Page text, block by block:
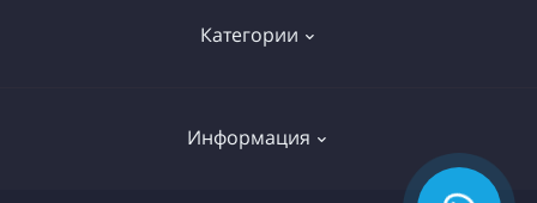
Категории
Информация